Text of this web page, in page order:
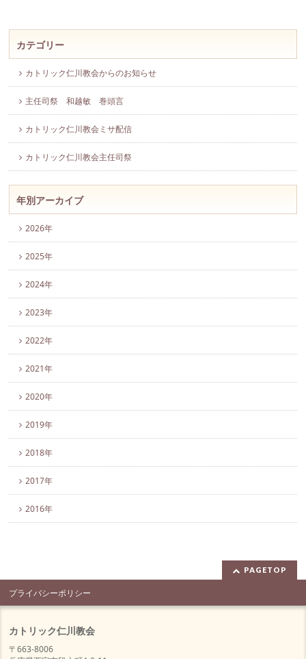
カテゴリー
カトリック仁川教会からのお知らせ
主任司祭 和越敏 巻頭言
カトリック仁川教会ミサ配信
カトリック仁川教会主任司祭
年別アーカイブ
2026年
2025年
2024年
2023年
2022年
2021年
2020年
2019年
2018年
2017年
2016年
PAGETOP
プライバシーポリシー
カトリック仁川教会
〒663-8006